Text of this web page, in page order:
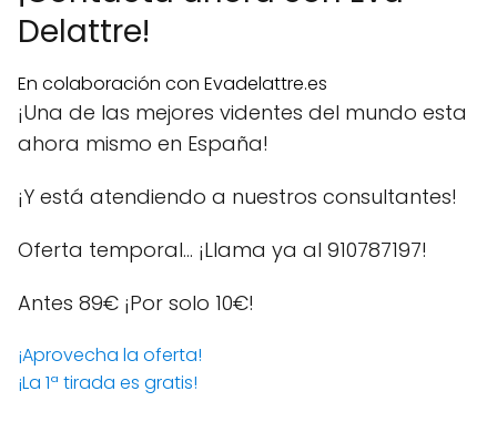
Delattre!
En colaboración con Evadelattre.es
¡Una de las mejores videntes del mundo esta
ahora mismo en España!
¡Y está atendiendo a nuestros consultantes!
Oferta temporal… ¡Llama ya al 910787197!
Antes 89€ ¡Por solo 10€!
¡Aprovecha la oferta!
¡La 1ª tirada es gratis!